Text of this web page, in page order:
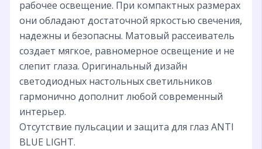
рабочее освещение. При компактных размерах
они обладают достаточной яркостью свечения,
надежны и безопасны. Матовый рассеиватель
создает мягкое, равномерное освещение и не
слепит глаза. Оригинальный дизайн
светодиодных настольных светильников
гармонично дополнит любой современный
интерьер.
Отсутствие пульсации и защита для глаз ANTI
BLUE LIGHT.